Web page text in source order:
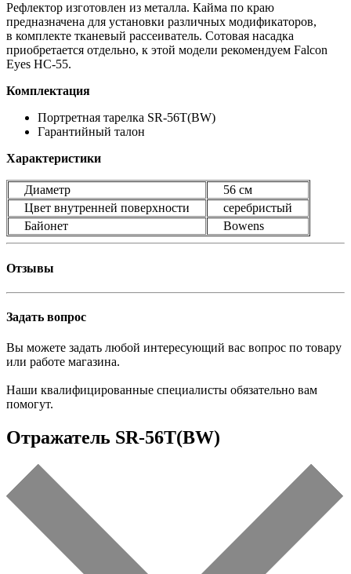
Рефлектор изготовлен из металла. Кайма по краю
предназначена для установки различных модификаторов,
в комплекте тканевый рассеиватель. Сотовая насадка
приобретается отдельно, к этой модели рекомендуем Falcon
Eyes HC-55.
Комплектация
Портретная тарелка SR-56T(BW)
Гарантийный талон
Характеристики
Диаметр
56 см
Цвет внутренней поверхности
серебристый
Байонет
Bowens
Отзывы
Задать вопрос
Вы можете задать любой интересующий вас вопрос по товару
или работе магазина.
Наши квалифицированные специалисты обязательно вам
помогут.
Отражатель SR-56T(BW)